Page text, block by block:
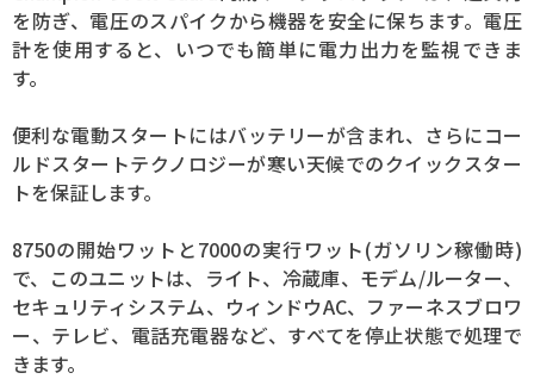
を防ぎ、電圧のスパイクから機器を安全に保ちます。電圧
計を使用すると、いつでも簡単に電力出力を監視できま
す。
便利な電動スタートにはバッテリーが含まれ、さらにコー
ルドスタートテクノロジーが寒い天候でのクイックスター
トを保証します。
8750の開始ワットと7000の実行ワット(ガソリン稼働時)
で、このユニットは、ライト、冷蔵庫、モデム/ルーター、
セキュリティシステム、ウィンドウAC、ファーネスブロワ
ー、テレビ、電話充電器など、すべてを停止状態で処理で
きます。